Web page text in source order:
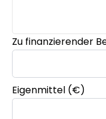
Zu finanzierender
Eigenmittel (€)